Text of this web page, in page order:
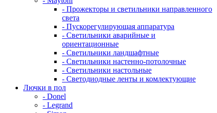
- Прожекторы и светильники направленного
света
- Пускорегулирующая аппаратура
- Светильники аварийные и
ориентационные
- Светильники ландшафтные
- Светильники настенно-потолочные
- Светильники настольные
- Светодиодные ленты и комлектующие
Лючки в пол
- Donel
- Legrand